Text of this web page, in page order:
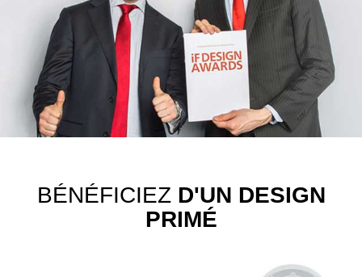
BÉNÉFICIEZ D'UN DESIGN
PRIMÉ